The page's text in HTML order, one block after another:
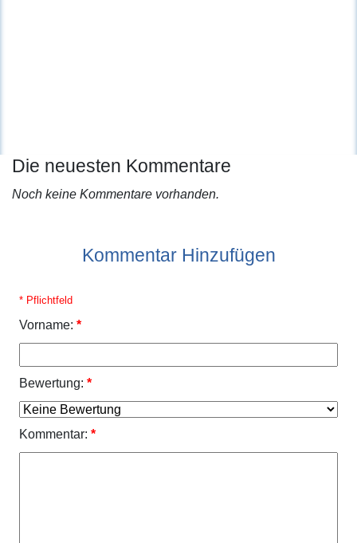
Die neuesten Kommentare
Noch keine Kommentare vorhanden.
Kommentar Hinzufügen
* Pflichtfeld
Vorname: *
Bewertung: *
Kommentar: *